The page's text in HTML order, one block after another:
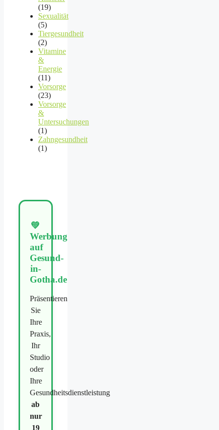
(19)
Sexualität
(5)
Tiergesundheit
(2)
Vitamine
&
Energie
(11)
Vorsorge
(23)
Vorsorge
&
Untersuchungen
(1)
Zahngesundheit
(1)
💚
Werbung
auf
Gesund-
in-
Gotha.de
Präsentieren
Sie
Ihre
Praxis,
Ihr
Studio
oder
Ihre
Gesundheitsdienstleistung
ab
nur
19